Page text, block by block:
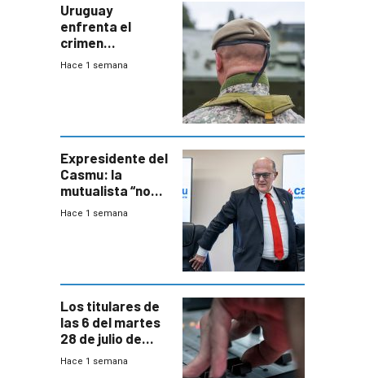
Uruguay
enfrenta el
crimen
organizado con
seguridad
Hace 1 semana
Expresidente del
Casmu: la
mutualista “no
está para pagar”
Hace 1 semana
Los titulares de
las 6 del martes
28 de julio de
2026
Hace 1 semana